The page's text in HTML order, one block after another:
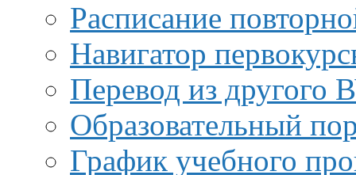
Расписание
Навигатор
Перевод из другого
Образовательный
График учебного